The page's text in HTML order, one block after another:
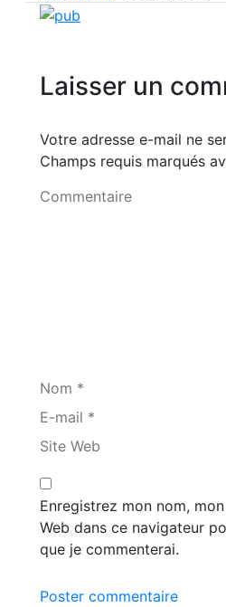
Laisser un
Votre adresse e-mail ne
Champs requis marqués
Commentaire
Nom *
E-mail *
Site Web
Enregistrez mon nom,
Web dans ce navigateur
que je commenterai.
Poster commentaire